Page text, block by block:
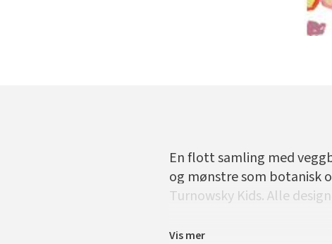
En flott samling med
og mønstre som botanisk
Turnowsky Kids. Alle
Vis mer